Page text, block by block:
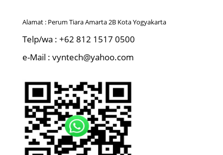
Alamat : Perum Tiara Amarta 2B Kota Yogyakarta
Telp/wa : +62 812 1517 0500
e-Mail : vyntech@yahoo.com